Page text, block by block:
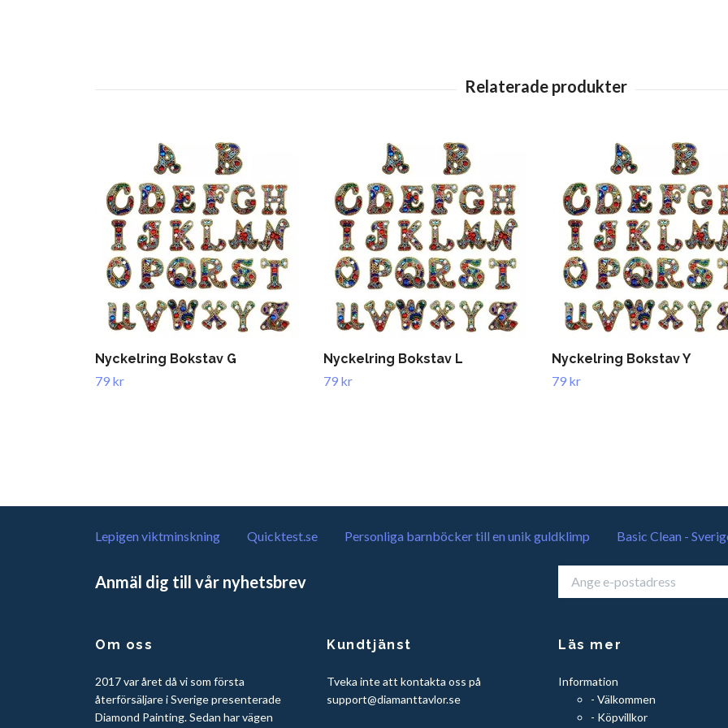
Nyckelring Bokstav G
79 kr
Nyckelring Bokstav L
79 kr
Nyckelring Bokstav Y
79 kr
Lepigen viktminskning Quicktest.se Personliga barnböcker till en unik guldklimp Basic Clean -
Anmäl dig till vår nyhetsbrev
Om oss
2017 var året då vi som första
återförsäljare i Sverige presenterade
Diamond Painting. Sedan har vägen
Kundtjänst
Tveka inte att kontakta oss på
support@diamanttavlor.se
Läs mer
Information
- Välkommen
- Köpvillkor